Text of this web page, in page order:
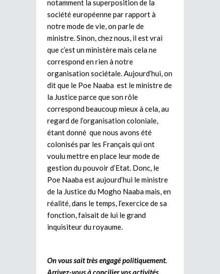
notamment la superposition de la
société européenne par rapport à
notre mode de vie, on parle de
ministre. Sinon, chez nous, il est vrai
que c’est un ministère mais cela ne
correspond en rien à notre
organisation sociétale. Aujourd’hui, on
dit que le Poe Naaba est le ministre de
la Justice parce que son rôle
correspond beaucoup mieux à cela, au
regard de l’organisation coloniale,
étant donné que nous avons été
colonisés par les Français qui ont
voulu mettre en place leur mode de
gestion du pouvoir d’Etat. Donc, le
Poe Naaba est aujourd’hui le ministre
de la Justice du Mogho Naaba mais, en
réalité, dans le temps, l’exercice de sa
fonction, faisait de lui le grand
inquisiteur du royaume.
On vous sait très engagé politiquement.
Arrivez-vous à concilier vos activités